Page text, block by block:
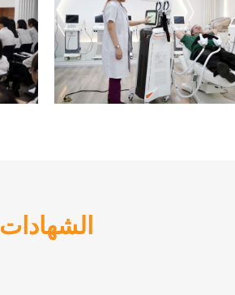
الشهادات